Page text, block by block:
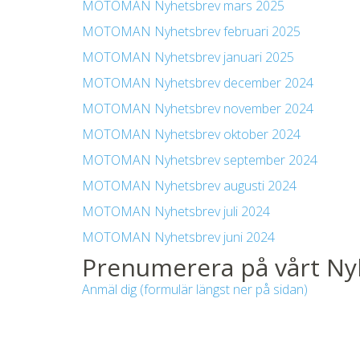
MOTOMAN Nyhetsbrev mars 2025
MOTOMAN Nyhetsbrev februari 2025
MOTOMAN Nyhetsbrev januari 2025
MOTOMAN Nyhetsbrev december 2024
MOTOMAN Nyhetsbrev november 2024
MOTOMAN Nyhetsbrev oktober 2024
MOTOMAN Nyhetsbrev september 2024
MOTOMAN Nyhetsbrev augusti 2024
MOTOMAN Nyhetsbrev juli 2024
MOTOMAN Nyhetsbrev juni 2024
Prenumerera på vårt
Anmäl dig (formulär längst ner på sidan)